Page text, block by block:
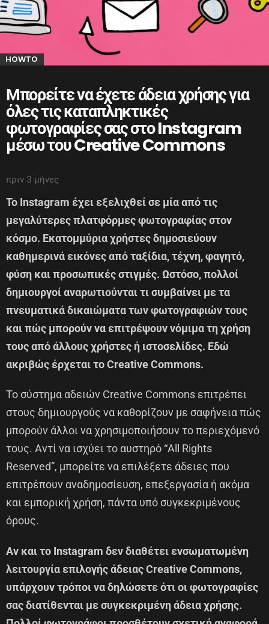
HOWTO
Μπορείτε να έχετε άδεια χρήσης για
όλες τις καταπληκτικές
φωτογραφίες σας στο Instagram
μέσω του Creative Commons
πριν 3 μήνες
Το Instagram έχει εξελιχθεί σε μία από τις
μεγαλύτερες πλατφόρμες φωτογραφίας στον
κόσμο. Εκατομμύρια χρήστες δημοσιεύουν
καθημερινά εικόνες από ταξίδια, τέχνη, φαγητό,
φύση και προσωπικές στιγμές. Ωστόσο, πολλοί
δημιουργοί αναρωτιούνται τι συμβαίνει με τα
πνευματικά δικαιώματα των φωτογραφιών τους
και πώς μπορούν να επιτρέψουν νόμιμα τη χρήση
τους από άλλους χρήστες ή ιστοσελίδες. Εδώ
ακριβώς έρχεται το Creative Commons.
Το σύστημα αδειών Creative Commons επιτρέπει
στους δημιουργούς να καθορίζουν με σαφήνεια πώς
μπορούν άλλοι να χρησιμοποιήσουν το περιεχόμενό
τους. Αντί να ισχύει το αυστηρό “All Rights
Reserved”, μπορείτε να επιλέξετε άδειες που
επιτρέπουν αναδημοσίευση, επεξεργασία ή ακόμα
και εμπορική χρήση, πάντα υπό συγκεκριμένους
όρους.
Αν και το Instagram δεν διαθέτει ενσωματωμένη
λειτουργία επιλογής άδειας Creative Commons,
υπάρχουν τρόποι να δηλώσετε ότι οι φωτογραφίες
σας διατίθενται με συγκεκριμένη άδεια χρήσης.